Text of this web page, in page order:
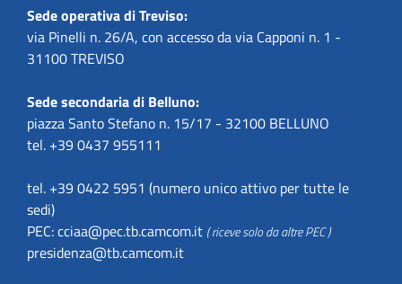
Sede operativa di Treviso:
via Pinelli n. 26/A, con accesso da via Capponi n. 1 -
31100 TREVISO
Sede secondaria di Belluno:
piazza Santo Stefano n. 15/17 - 32100 BELLUNO
tel. +39 0437 955111
tel. +39 0422 5951 (numero unico attivo per tutte le
sedi)
PEC:cciaa@pec.tb.camcom.it ( riceve solo da altre PEC )
presidenza@tb.camcom.it